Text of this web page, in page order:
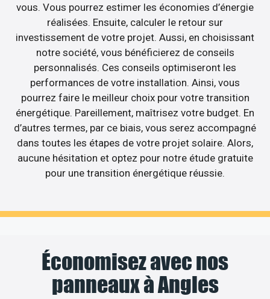
vous. Vous pourrez estimer les économies d’énergie
réalisées. Ensuite, calculer le retour sur
investissement de votre projet. Aussi, en choisissant
notre société, vous bénéficierez de conseils
personnalisés. Ces conseils optimiseront les
performances de votre installation. Ainsi, vous
pourrez faire le meilleur choix pour votre transition
énergétique. Pareillement, maîtrisez votre budget. En
d’autres termes, par ce biais, vous serez accompagné
dans toutes les étapes de votre projet solaire. Alors,
aucune hésitation et optez pour notre étude gratuite
pour une transition énergétique réussie.
Économisez avec nos
panneaux à Angles